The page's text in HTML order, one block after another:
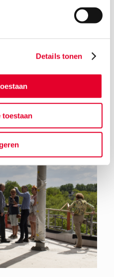
Details tonen
toestaan